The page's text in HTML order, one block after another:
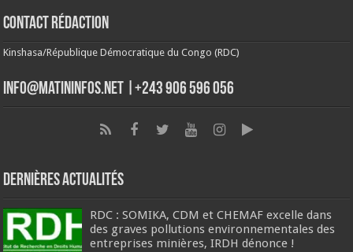
Contact Rédaction
Kinshasa/République Démocratique du Congo (RDC)
info@matininfos.net |+243 906 596 056
Dernières Actualités
RDC : SOMIKA, CDM et CHEMAF excelle dans
des graves pollutions environnementales des
entreprises minières, IRDH dénonce !